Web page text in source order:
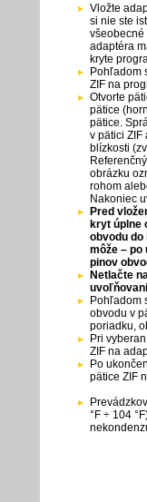
Vložte
si nie ste
všeobecné
adaptéra
kryte
Pohľadom
ZIF na
Otvorte
pätice
pätice.
v pätici ZIF
blízkosti
obrázku
rohom
Nakoniec
Pred
kryt úplne
obvodu do
môže –
pinov
Netlačte
Pohľadom
obvodu v
poriadku,
Pri
ZIF na
Po
pätice ZIF
°F ÷ 104